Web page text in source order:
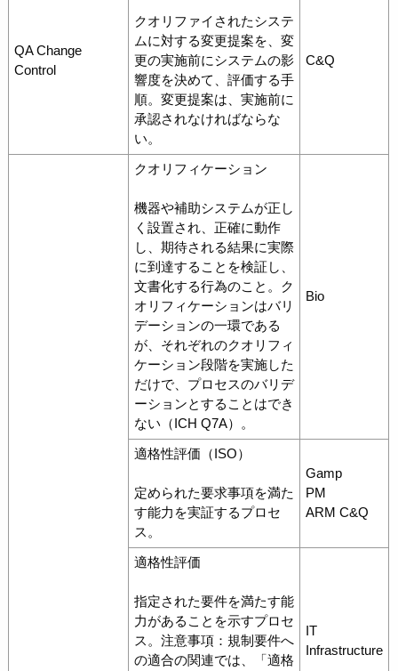
QA Change
Control
クオリファイされたシステ
ムに対する変更提案を、変
更の実施前にシステムの影
響度を決めて、評価する手
順。変更提案は、実施前に
承認されなければならな
い。
C&Q
クオリフィケーション
機器や補助システムが正し
く設置され、正確に動作
し、期待される結果に実際
に到達することを検証し、
文書化する行為のこと。ク
オリフィケーションはバリ
デーションの一環である
が、それぞれのクオリフィ
ケーション段階を実施した
だけで、プロセスのバリデ
ーションとすることはでき
ない（ICH Q7A）。
Bio
適格性評価（ISO）
定められた要求事項を満た
す能力を実証するプロセ
ス。
Gamp
PM
ARM C&Q
適格性評価
指定された要件を満たす能
力があることを示すプロセ
ス。注意事項：規制要件へ
の適合の関連では、「適格
IT
Infrastructure